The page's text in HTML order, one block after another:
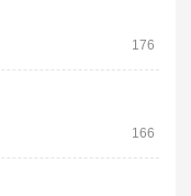
176
166